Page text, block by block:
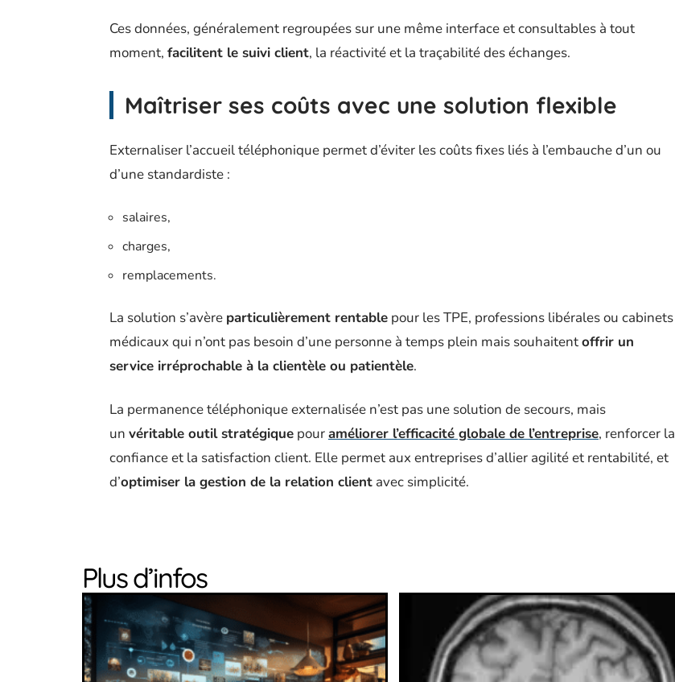
Ces données, généralement regroupées sur une même interface et consultables à tout
moment, facilitent le suivi client, la réactivité et la traçabilité des échanges.
Maîtriser ses coûts avec une solution flexible
Externaliser l’accueil téléphonique permet d’éviter les coûts fixes liés à l’embauche d’un ou
d’une standardiste :
salaires,
charges,
remplacements.
La solution s’avère particulièrement rentable pour les TPE, professions libérales ou cabinets
médicaux qui n’ont pas besoin d’une personne à temps plein mais souhaitentoffrir un
service irréprochable à la clientèle ou patientèle.
La permanence téléphonique externalisée n’est pas une solution de secours, mais
un véritable outil stratégique pouraméliorer l’efficacité globale de l’entreprise, renforcer la
confiance et la satisfaction client. Elle permet aux entreprises d’allier agilité et rentabilité, et
d’optimiser la gestion de la relation client avec simplicité.
Plus d’infos